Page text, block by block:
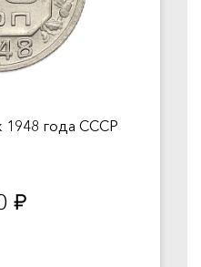
1948 года СССР
руб.